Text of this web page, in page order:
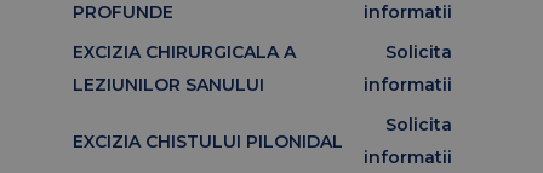
PROFUNDE
informatii
EXCIZIA CHIRURGICALA A
LEZIUNILOR SANULUI
Solicita
informatii
EXCIZIA CHISTULUI PILONIDAL
Solicita
informatii